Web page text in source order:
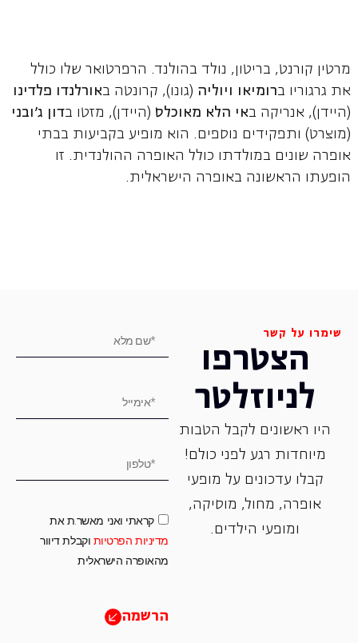
מרטין קורנט, בריטון, נולד בהולנד. הרפרטואר שלו כולל
את גרגוריו ברומיאו ויוליה (גונו), קרונטה באורלנדו פלדינו
(היידן), אנריקה באי הלא מאוכלס (היידן), מזטו בדון ג'ובני
(מוצרט) ותפקידים נוספים. הוא מופיע בקביעות בבתי
אופרה שונים במולדתו כולל האופרה ההולנדית. זו
הופעתו הראשונה באופרה הישראלית.
שימרו על קשר
הצטרפו
לניוזלטר
היו ראשונים לקבל הטבות
מיוחדות רגע לפני כולם!
קבלו עדכונים על מופעי
אופרה, ‏מחול, ‏מוסיקה,
ומופעי הילדים.
קראתי ואני מאשר.ת את
מדיניות הפרטיות וקבלת דיוור
מהאופרה הישראלית
הרשמה